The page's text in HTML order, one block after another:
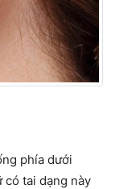
phía dưới
có tai dạng này